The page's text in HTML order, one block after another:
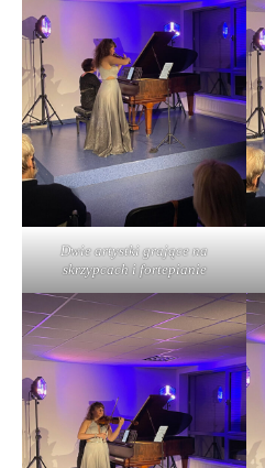
Dwie artystki grające na
skrzypcach i fortepianie